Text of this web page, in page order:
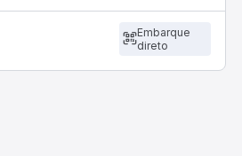
Embarque
direto